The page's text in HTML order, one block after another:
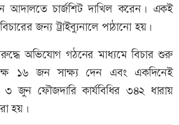
আদালতে চার্জশিট দাখিল করেন। একই
জন্য ট্রাইব্যুনালে পাঠানো হয়।
অভিযোগ গঠনের মাধ্যমে বিচার শুরু
১৬ জন সাক্ষ্য দেন এবং একদিনেই
৩ জুন ফৌজদারি কার্যবিধির ৩৪২ ধারায়
হয়।